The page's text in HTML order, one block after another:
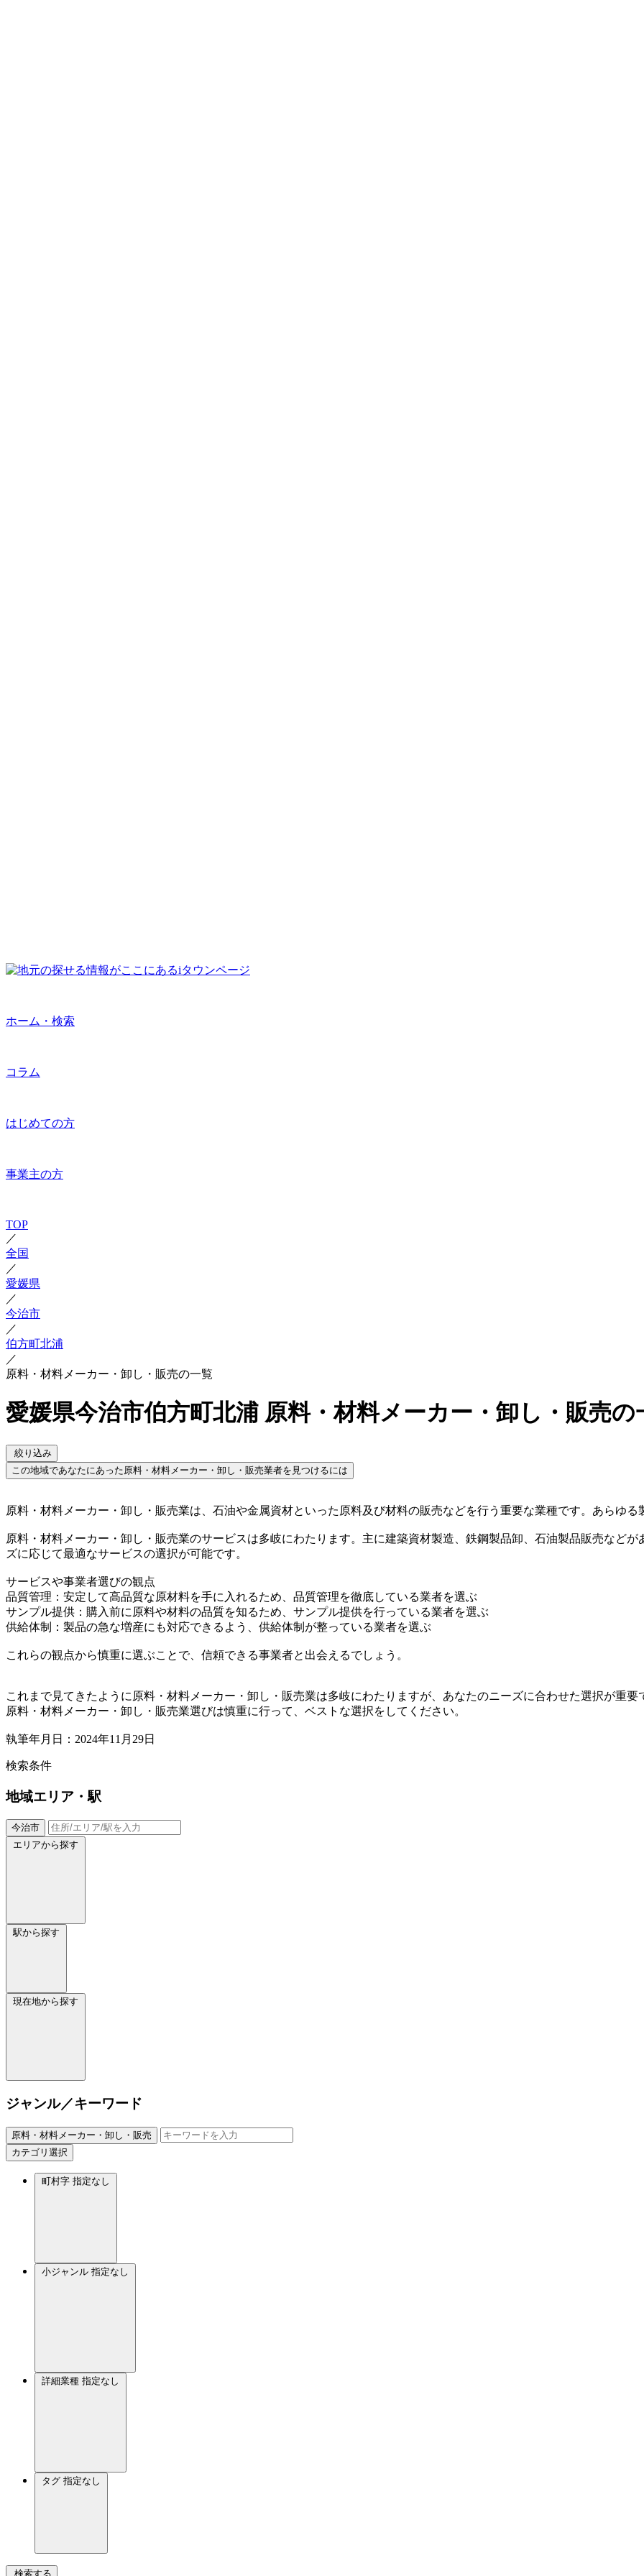
ホーム・検索
コラム
はじめての方
事業主の方
TOP
／
全国
／
愛媛県
／
今治市
／
伯方町北浦
／
原料・材料メーカー・卸し・販売の一覧
愛媛県今治市伯方町北浦 原料・材料メーカー・卸し・販売の
絞り込み
この地域であなたにあった原料・材料メーカー・卸し・販売業者を見つけるには
原料・材料メーカー・卸し・販売業は、石油や金属資材といった原料及び材料の販売などを行う重要な業種です。あらゆ
原料・材料メーカー・卸し・販売業のサービスは多岐にわたります。主に建築資材製造、鉄鋼製品卸、石油製品販売など
ズに応じて最適なサービスの選択が可能です。
サービスや事業者選びの観点
品質管理：安定して高品質な原材料を手に入れるため、品質管理を徹底している業者を選ぶ
サンプル提供：購入前に原料や材料の品質を知るため、サンプル提供を行っている業者を選ぶ
供給体制：製品の急な増産にも対応できるよう、供給体制が整っている業者を選ぶ
これらの観点から慎重に選ぶことで、信頼できる事業者と出会えるでしょう。
これまで見てきたように原料・材料メーカー・卸し・販売業は多岐にわたりますが、あなたのニーズに合わせた選択が重要
原料・材料メーカー・卸し・販売業選びは慎重に行って、ベストな選択をしてください。
執筆年月日：2024年11月29日
検索条件
地域エリア・駅
今治市
エリアから探す
駅から探す
現在地から探す
ジャンル／キーワード
原料・材料メーカー・卸し・販売
カテゴリ選択
町村字 指定なし
小ジャンル 指定なし
詳細業種 指定なし
タグ 指定なし
検索する